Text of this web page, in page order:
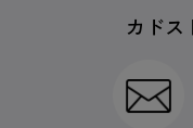
カドス